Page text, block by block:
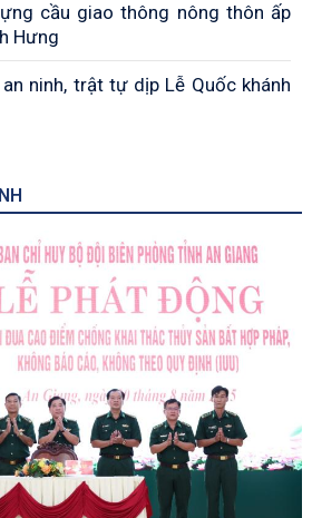
cầu giao thông nông thôn ấp
Hưng
ninh, trật tự dịp Lễ Quốc khánh